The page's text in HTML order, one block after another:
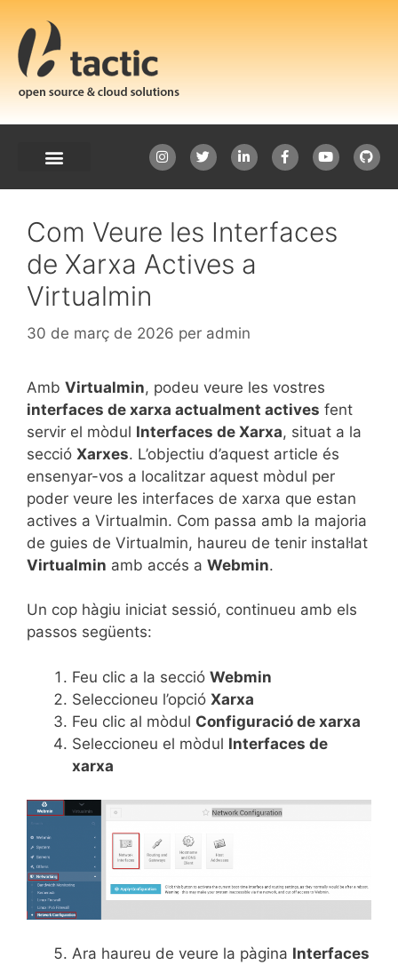
Com Veure les Interfaces
de Xarxa Actives a
Virtualmin
30 de març de 2026 per admin
Amb Virtualmin, podeu veure les vostres
interfaces de xarxa actualment actives fent
servir el mòdul Interfaces de Xarxa, situat a la
secció Xarxes. L’objectiu d’aquest article és
ensenyar-vos a localitzar aquest mòdul per
poder veure les interfaces de xarxa que estan
actives a Virtualmin. Com passa amb la majoria
de guies de Virtualmin, haureu de tenir instal·lat
Virtualmin amb accés a Webmin.
Un cop hàgiu iniciat sessió, continueu amb els
passos següents:
Feu clic a la secció Webmin
Seleccioneu l’opció Xarxa
Feu clic al mòdul Configuració de xarxa
Seleccioneu el mòdul Interfaces de
xarxa
Ara haureu de veure la pàgina Interfaces